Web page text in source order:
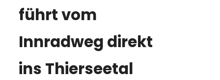
führt vom
Innradweg direkt
ins Thierseetal